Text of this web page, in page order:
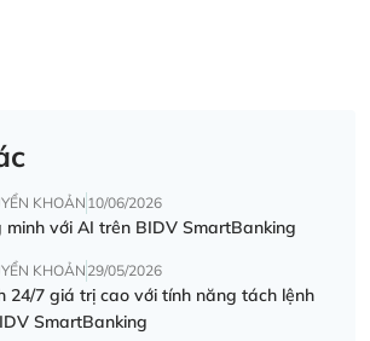
KHOẢN 10/06/2026
minh với AI trên BIDV SmartBanking
KHOẢN 29/05/2026
24/7 giá trị cao với tính năng tách lệnh
SmartBanking